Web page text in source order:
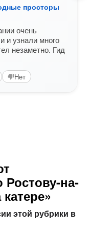
просторы
очень
и узнали много
незаметно. Гид
Нет
Ростову-на-
этой рубрики в